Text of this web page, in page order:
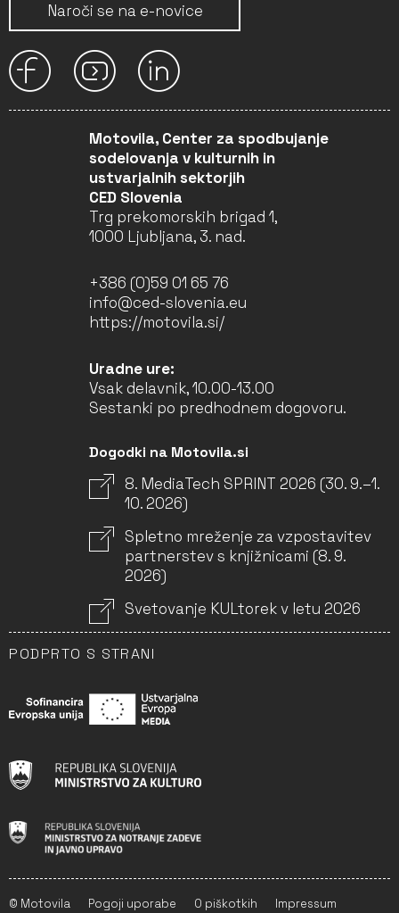
Naroči se na e-novice
Motovila, Center za spodbujanje
sodelovanja v kulturnih in
ustvarjalnih sektorjih
CED Slovenia
Trg prekomorskih brigad 1,
1000 Ljubljana, 3. nad.
+386 (0)59 01 65 76
info@ced-slovenia.eu
https://motovila.si/
Uradne ure:
Vsak delavnik, 10.00-13.00
Sestanki po predhodnem dogovoru.
Dogodki na Motovila.si
8. MediaTech SPRINT 2026 (30. 9.–1.
10. 2026)
Spletno mreženje za vzpostavitev
partnerstev s knjižnicami (8. 9.
2026)
Svetovanje KULtorek v letu 2026
PODPRTO S STRANI
© Motovila Pogoji uporabe O piškotkih Impressum